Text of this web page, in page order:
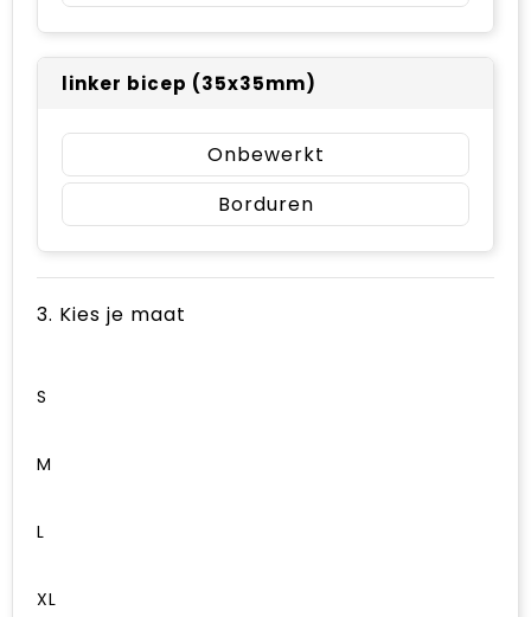
linker bicep (35x35mm)
Onbewerkt
Borduren
3. Kies je maat
S
M
L
XL